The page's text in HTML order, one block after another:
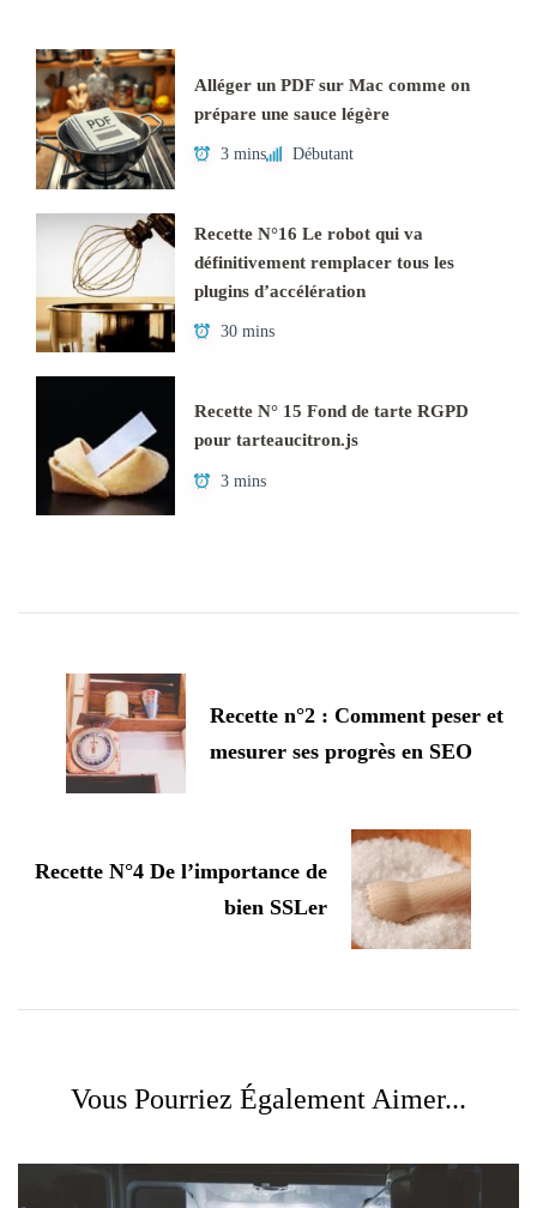
Alléger un PDF sur Mac comme on
prépare une sauce légère
3 mins Débutant
Recette N°16 Le robot qui va
définitivement remplacer tous les
plugins d’accélération
30 mins
Recette N° 15 Fond de tarte RGPD
pour tarteaucitron.js
3 mins
d'article
Recette n°2 : Comment peser et
mesurer ses progrès en SEO
Recette N°4 De l’importance de
bien SSLer
Vous Pourriez Également Aimer...